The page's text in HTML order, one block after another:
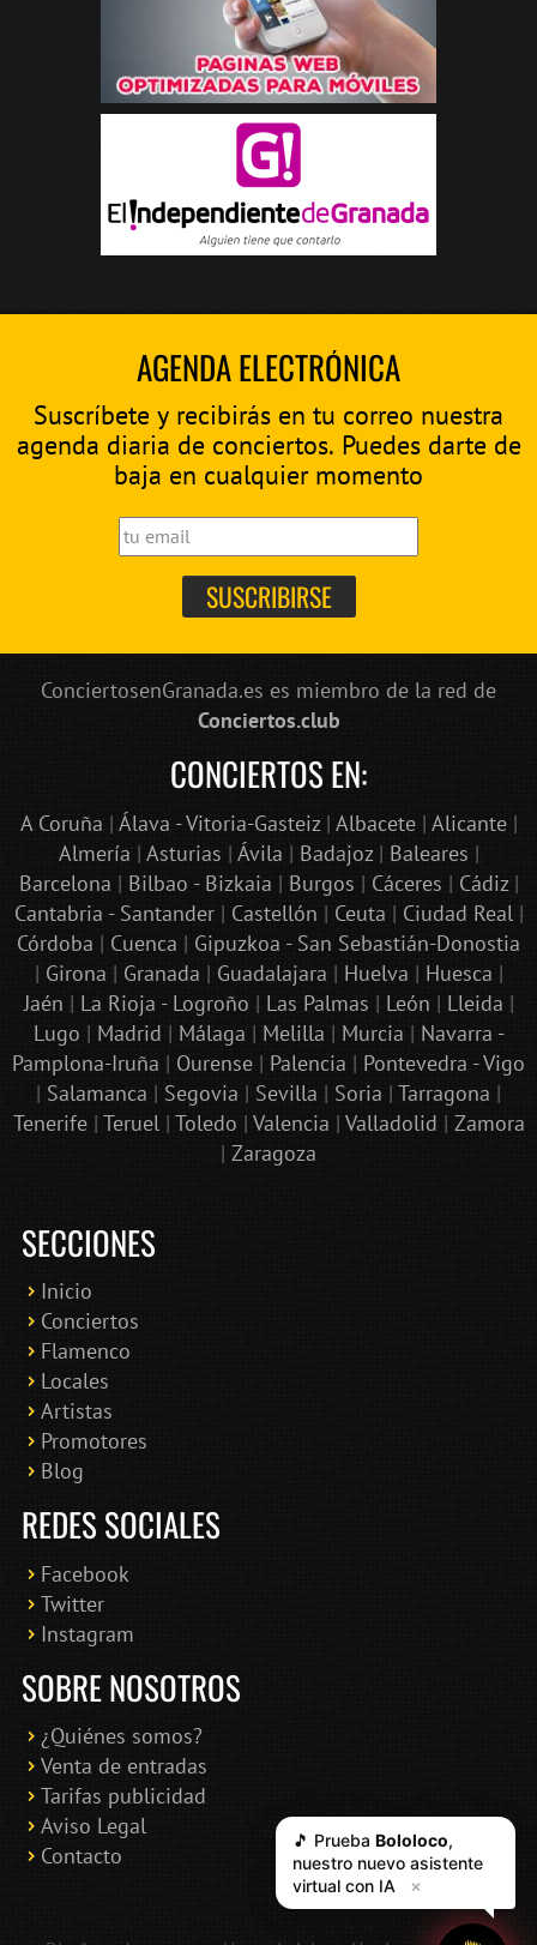
AGENDA ELECTRÓNICA
Suscríbete y recibirás en tu correo nuestra
agenda diaria de conciertos. Puedes darte de
baja en cualquier momento
ConciertosenGranada.es es miembro de la red de
Conciertos.club
CONCIERTOS EN:
A Coruña | Álava - Vitoria-Gasteiz| Albacete| Alicante|
Almería | Asturias | Ávila | Badajoz| Baleares |
Barcelona | Bilbao - Bizkaia | Burgos | Cáceres | Cádiz|
Cantabria - Santander| Castellón | Ceuta | Ciudad Real|
Córdoba | Cuenca | Gipuzkoa - San Sebastián-Donostia
| Girona | Granada | Guadalajara | Huelva | Huesca |
Jaén | La Rioja - Logroño | Las Palmas | León | Lleida |
Lugo | Madrid | Málaga | Melilla | Murcia | Navarra -
Pamplona-Iruña | Ourense | Palencia | Pontevedra - Vigo
| Salamanca | Segovia | Sevilla | Soria | Tarragona |
Tenerife| Teruel| Toledo | Valencia | Valladolid | Zamora
| Zaragoza
SECCIONES
Inicio
Conciertos
Flamenco
Locales
Artistas
Promotores
Blog
REDES SOCIALES
Facebook
Twitter
Instagram
SOBRE NOSOTROS
¿Quiénes somos?
Venta de entradas
Tarifas publicidad
Aviso Legal
Contacto
🎵 PruebaBololoco,
nuestro nuevo asistente
virtual con IA ✕